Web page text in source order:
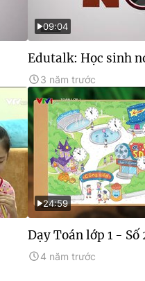
09:04
Edutalk: Học sinh
3 năm trước
24:59
Dạy Toán lớp 1 - Số
4 năm trước